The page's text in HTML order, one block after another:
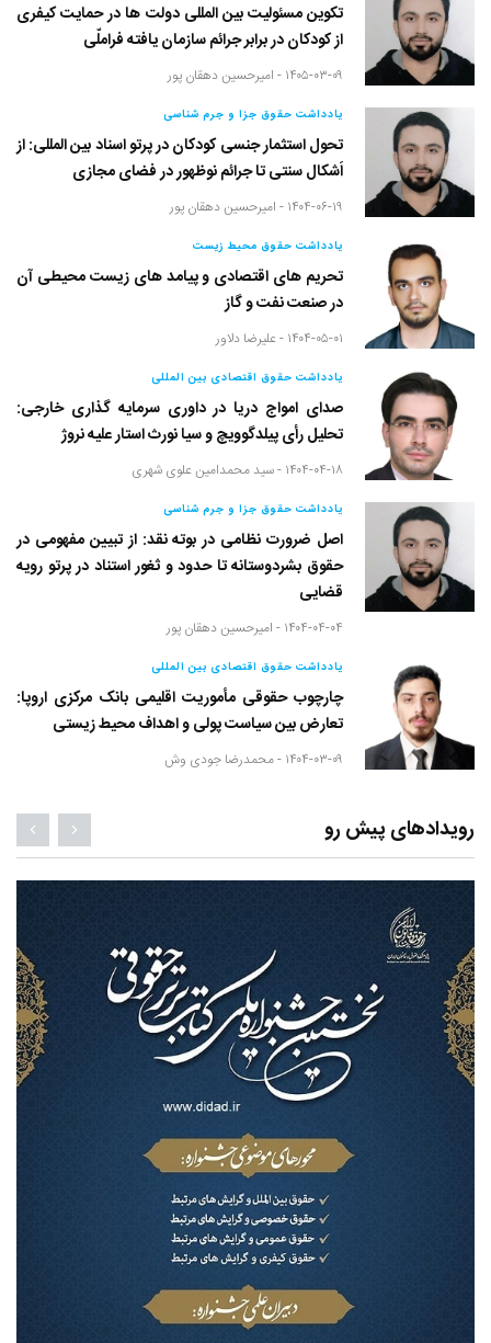
تکوین مسئولیت بین المللی دولت ها در حمایت کیفری
از کودکان در برابر جرائم سازمان یافته فراملّی
۱۴۰۵-۰۳-۰۹ - امیرحسین دهقان پور
یادداشت حقوق جزا و جرم شناسی
تحول استثمار جنسی کودکان در پرتو اسناد بین المللی: از
اَشکال سنتی تا جرائم نوظهور در فضای مجازی
۱۴۰۴-۰۶-۱۹ - امیرحسین دهقان پور
یادداشت حقوق محیط زیست
تحریم های اقتصادی و پیامد های زیست محیطی آن
در صنعت نفت و گاز
۱۴۰۴-۰۵-۰۱ - علیرضا دلاور
یادداشت حقوق اقتصادی بین المللی
صدای امواج دریا در داوری سرمایه گذاری خارجی:
تحلیل رأی پیلدگوویچ و سیا نورث استار علیه نروژ
۱۴۰۴-۰۴-۱۸ - سید محمدامین علوی شهری
یادداشت حقوق جزا و جرم شناسی
اصل ضرورت نظامی در بوته نقد: از تبیین مفهومی در
حقوق بشردوستانه تا حدود و ثغور استناد در پرتو رویه
قضایی
۱۴۰۴-۰۴-۰۴ - امیرحسین دهقان پور
یادداشت حقوق اقتصادی بین المللی
چارچوب حقوقی مأموریت اقلیمی بانک مرکزی اروپا:
تعارض بین سیاست پولی و اهداف محیط زیستی
۱۴۰۴-۰۳-۰۹ - محمدرضا جودی وش
رویدادهای پیش رو